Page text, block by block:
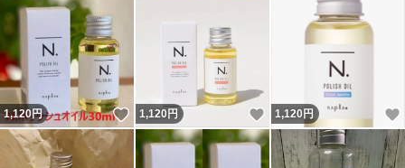
1,120円 いいね！
1,120 円 いいね！
1,120 円